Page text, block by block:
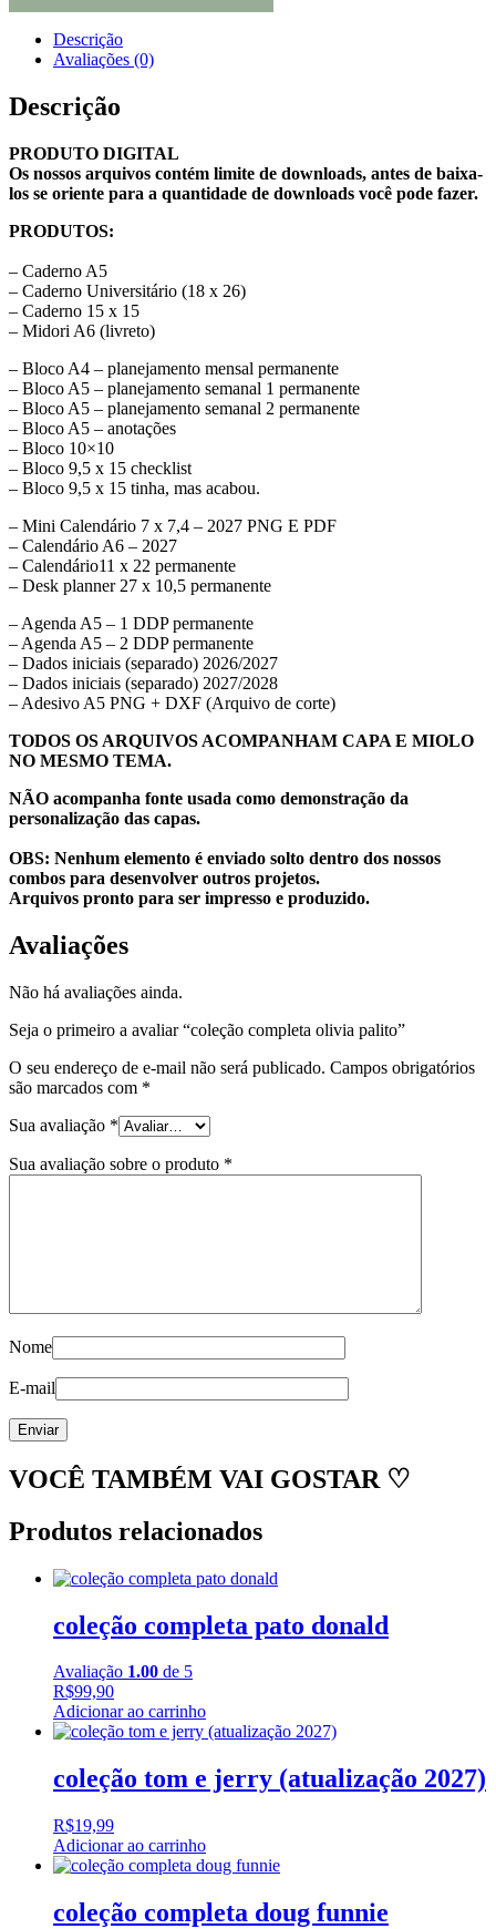
Descrição
Avaliações (0)
Descrição
PRODUTO DIGITAL
Os nossos arquivos contém limite de downloads, antes de baixa-
los se oriente para a quantidade de downloads você pode fazer.
PRODUTOS:
– Caderno A5
– Caderno Universitário (18 x 26)
– Caderno 15 x 15
– Midori A6 (livreto)
– Bloco A4 – planejamento mensal permanente
– Bloco A5 – planejamento semanal 1 permanente
– Bloco A5 – planejamento semanal 2 permanente
– Bloco A5 – anotações
– Bloco 10×10
– Bloco 9,5 x 15 checklist
– Bloco 9,5 x 15 tinha, mas acabou.
– Mini Calendário 7 x 7,4 – 2027 PNG E PDF
– Calendário A6 – 2027
– Calendário11 x 22 permanente
– Desk planner 27 x 10,5 permanente
– Agenda A5 – 1 DDP permanente
– Agenda A5 – 2 DDP permanente
– Dados iniciais (separado) 2026/2027
– Dados iniciais (separado) 2027/2028
– Adesivo A5 PNG + DXF (Arquivo de corte)
TODOS OS ARQUIVOS ACOMPANHAM CAPA E MIOLO
NO MESMO TEMA.
NÃO acompanha fonte usada como demonstração da
personalização das capas.
OBS: Nenhum elemento é enviado solto dentro dos nossos
combos para desenvolver outros projetos.
Arquivos pronto para ser impresso e produzido.
Avaliações
Não há avaliações ainda.
Seja o primeiro a avaliar “coleção completa olivia palito”
O seu endereço de e-mail não será publicado. Campos obrigatórios
são marcados com *
Sua avaliação *
Sua avaliação sobre o produto *
Nome
E-mail
VOCÊ TAMBÉM VAI GOSTAR ♡
Produtos relacionados
coleção completa pato donald
Avaliação 1.00 de 5
R$99,90
Adicionar ao carrinho
coleção tom e jerry (atualização 2027)
R$19,99
Adicionar ao carrinho
coleção completa doug funnie